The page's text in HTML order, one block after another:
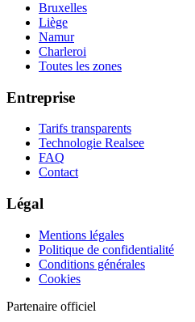
Bruxelles
Liège
Namur
Charleroi
Toutes les zones
Entreprise
Tarifs transparents
Technologie Realsee
FAQ
Contact
Légal
Mentions légales
Politique de confidentialité
Conditions générales
Cookies
Partenaire officiel